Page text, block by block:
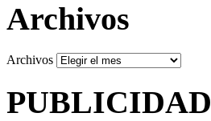
Archivos
Archivos
PUBLICIDAD